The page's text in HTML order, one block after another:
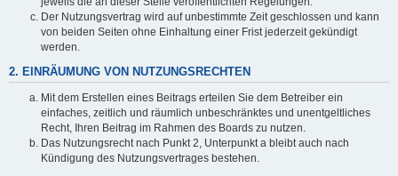
Der Nutzungsvertrag wird auf unbestimmte Zeit geschlossen und kann
von beiden Seiten ohne Einhaltung einer Frist jederzeit gekündigt
werden.
2. EINRÄUMUNG VON NUTZUNGSRECHTEN
Mit dem Erstellen eines Beitrags erteilen Sie dem Betreiber ein
einfaches, zeitlich und räumlich unbeschränktes und unentgeltliches
Recht, Ihren Beitrag im Rahmen des Boards zu nutzen.
Das Nutzungsrecht nach Punkt 2, Unterpunkt a bleibt auch nach
Kündigung des Nutzungsvertrages bestehen.